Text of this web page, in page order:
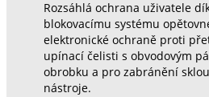
Rozsáhlá ochrana uživatele
blokovacímu systému
elektronické ochraně proti
upínací čelisti s obvodovým
obrobku a pro zabránění
nástroje.